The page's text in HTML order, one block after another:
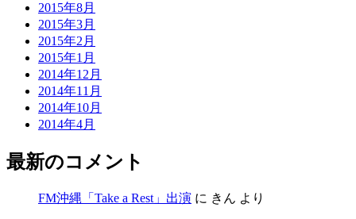
2015年8月
2015年3月
2015年2月
2015年1月
2014年12月
2014年11月
2014年10月
2014年4月
最新のコメント
FM沖縄「Take a Rest」出演 に きん より